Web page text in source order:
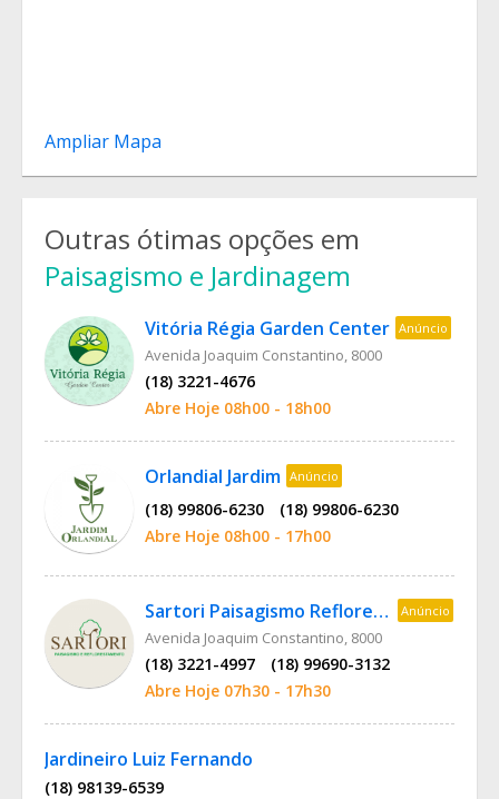
Ampliar Mapa
Outras ótimas opções em
Paisagismo e Jardinagem
Vitória Régia Garden Center Anúncio
Avenida Joaquim Constantino, 8000
(18) 3221-4676
Abre Hoje 08h00 - 18h00
Orlandial Jardim Anúncio
(18) 99806-6230
(18) 99806-6230
Abre Hoje 08h00 - 17h00
Sartori Paisagismo Reflorestamento Anúncio
Avenida Joaquim Constantino, 8000
(18) 3221-4997
(18) 99690-3132
Abre Hoje 07h30 - 17h30
Jardineiro Luiz Fernando
(18) 98139-6539